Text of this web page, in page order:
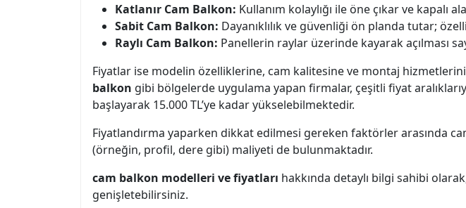
Katlanır Cam Balkon: Kullanım kolaylığı ile öne çıkar ve kapalı
Sabit Cam Balkon: Dayanıklılık ve güvenliği ön planda tutar;
Raylı Cam Balkon: Panellerin raylar üzerinde kayarak açılması
Fiyatlar ise modelin özelliklerine, cam kalitesine ve montaj
balkon gibi bölgelerde uygulama yapan firmalar, çeşitli fiyat
başlayarak 15.000 TL’ye kadar yükselebilmektedir.
Fiyatlandırma yaparken dikkat edilmesi gereken faktörler arasında
(örneğin, profil, dere gibi) maliyeti de bulunmaktadır.
cam balkon modelleri ve fiyatları hakkında detaylı bilgi sahibi
genişletebilirsiniz.